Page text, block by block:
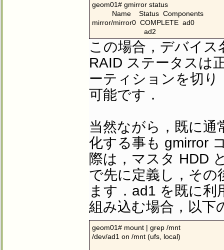
geom01# gmirror status
          Name    Status  Components
mirror/mirror0  COMPLETE  ad0
                          ad2
この場合，デバイス
RAID ステータスは
ーティションを切
可能です．
当然ながら，既に通
化する事も gmirror
際は，マスタ HDD
で先に定義し，その
ます．ad1 を既に
組み込む場合，以下
geom01# mount | grep /mnt
/dev/ad1 on /mnt (ufs, local)